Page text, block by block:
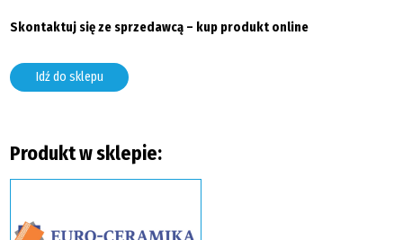
Skontaktuj się ze sprzedawcą – kup produkt online
Idź do sklepu
Produkt w sklepie: